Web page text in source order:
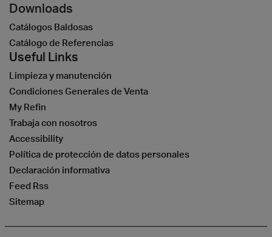
Downloads
Catálogos Baldosas
Catálogo de Referencias
Useful Links
Limpieza y manutención
Condiciones Generales de Venta
My Refin
Trabaja con nosotros
Accessibility
Política de protección de datos personales
Declaración informativa
Feed Rss
Sitemap